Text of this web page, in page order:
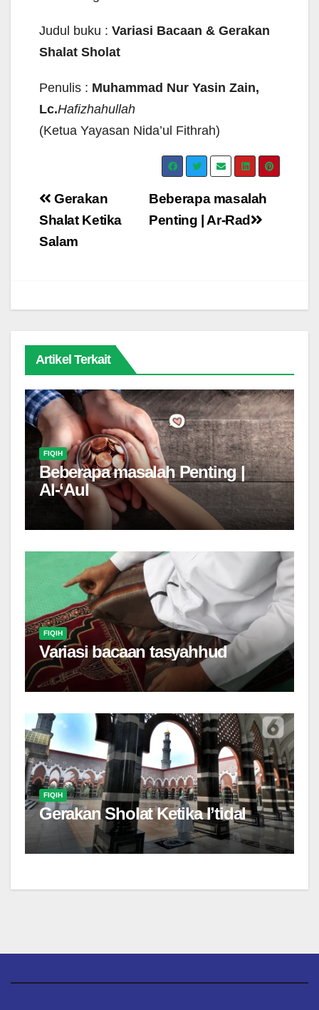
Judul buku : Variasi Bacaan & Gerakan
Shalat Sholat
Penulis : Muhammad Nur Yasin Zain,
Lc.Hafizhahullah
(Ketua Yayasan Nida’ul Fithrah)
Navigasi
pos
Beberapa masalah
Penting | Ar-Rad
Gerakan
Shalat Ketika
Salam
Artikel Terkait
FIQIH
Beberapa masalah Penting |
Al-‘Aul
FIQIH
Variasi bacaan tasyahhud
FIQIH
Gerakan Sholat Ketika I’tidal